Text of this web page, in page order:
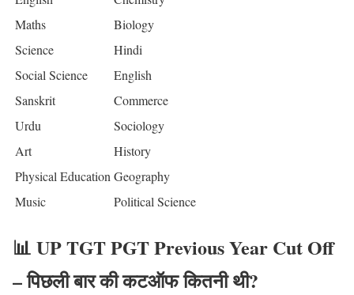
Maths
Biology
Science
Hindi
Social Science
English
Sanskrit
Commerce
Urdu
Sociology
Art
History
Physical Education Geography
Music
Political Science
📊 UP TGT PGT Previous Year Cut Off
– पिछली बार की कटऑफ कितनी थी?